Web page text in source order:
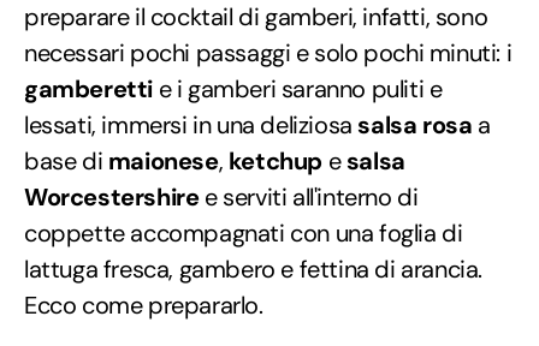
preparare il cocktail di gamberi, infatti, sono
necessari pochi passaggi e solo pochi minuti: i
gamberetti e i gamberi saranno puliti e
lessati, immersi in una deliziosa salsa rosa a
base di maionese, ketchup esalsa
Worcestershiree serviti all'interno di
coppette accompagnati con una foglia di
lattuga fresca, gambero e fettina di arancia.
Ecco come prepararlo.